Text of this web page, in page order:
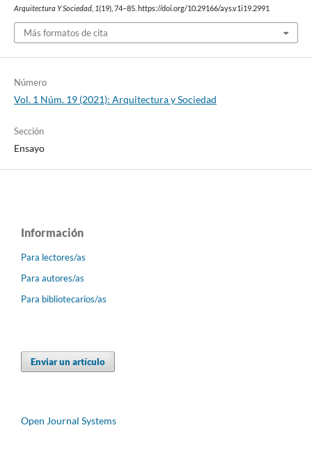
Arquitectura Y Sociedad, 1(19), 74–85. https://doi.org/10.29166/ays.v1i19.2991
Más formatos de cita
Número
Vol. 1 Núm. 19 (2021): Arquitectura y Sociedad
Sección
Ensayo
Información
Para lectores/as
Para autores/as
Para bibliotecarios/as
Enviar un artículo
Open Journal Systems